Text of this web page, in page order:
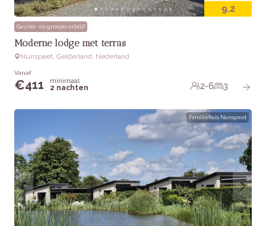
9.2
Gezins- en groepsverblijf
Moderne lodge met terras
Nunspeet, Gelderland, Nederland
Vanaf
€411
minimaal
2 nachten
2-6 3
Familiehuis Nunspeet